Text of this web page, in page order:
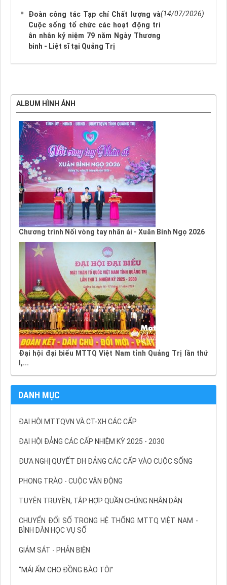
Đoàn công tác Tạp chí Chất lượng và
Cuộc sống tổ chức các hoạt động tri
ân nhân kỷ niệm 79 năm Ngày Thương
binh - Liệt sĩ tại Quảng Trị
(14/07/2026)
ALBUM HÌNH ẢNH
Chương trình Nối vòng tay nhân ái - Xuân Bính Ngọ 2026
Đại hội đại biểu MTTQ Việt Nam tỉnh Quảng Trị lần thứ
I,...
DANH MỤC
ĐẠI HỘI MTTQVN VÀ CT-XH CÁC CẤP
ĐẠI HỘI ĐẢNG CÁC CẤP NHIỆM KỲ 2025 - 2030
ĐƯA NGHỊ QUYẾT ĐH ĐẢNG CÁC CẤP VÀO CUỘC SỐNG
PHONG TRÀO - CUỘC VẬN ĐỘNG
TUYÊN TRUYỀN, TẬP HỢP QUẦN CHÚNG NHÂN DÂN
CHUYỂN ĐỔI SỐ TRONG HỆ THỐNG MTTQ VIỆT NAM -
BÌNH DÂN HỌC VỤ SỐ
GIÁM SÁT - PHẢN BIỆN
“MÁI ẤM CHO ĐỒNG BÀO TÔI”